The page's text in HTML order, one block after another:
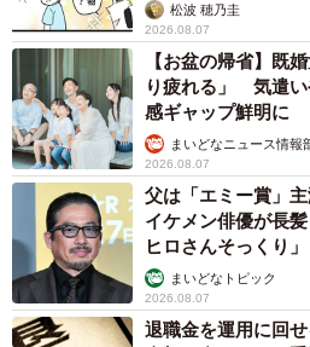
松波 穂乃圭
2026.08.07
【お盆の帰省】既
り疲れる」 気遣い
感ギャップ鮮明に
まいどなニュース情報
2026.08.07
父は「エミー賞」
イケメン俳優が長
ヒロさんそっくり
まいどなトピック
2026.08.07
退職金を運用に回